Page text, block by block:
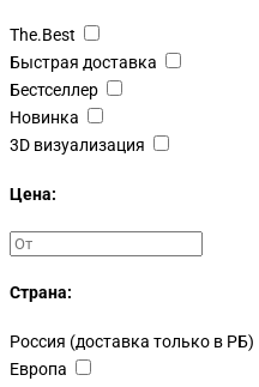
The.Best
Быстрая доставка
Бестселлер
Новинка
3D визуализация
Цена:
Страна:
Россия (доставка только в РБ)
Европа